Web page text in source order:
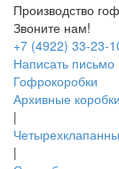
Производство
Звоните нам!
+7 (4922) 33-23-
Написать письмо
Гофрокоробки
Архивные коробки
|
|